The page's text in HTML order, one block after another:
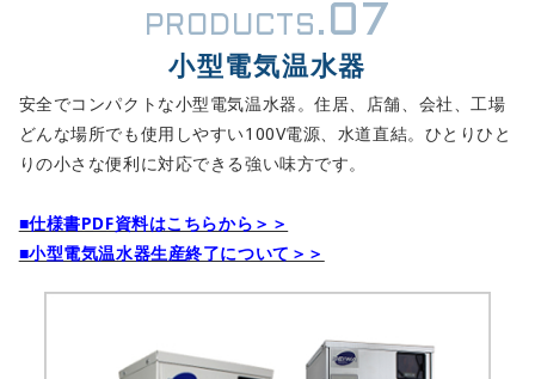
PRODUCTS. 07
小型電気温水器
安全でコンパクトな小型電気温水器。住居、店舗、会社、工場
どんな場所でも使用しやすい100V電源、水道直結。ひとりひと
りの小さな便利に対応できる強い味方です。
■仕様書PDF資料はこちらから＞＞
■小型電気温水器生産終了について＞＞